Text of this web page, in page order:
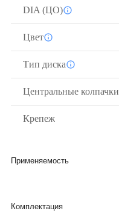
DIA (ЦО)
Цвет
Тип диска
Центральные колпачки
Крепеж
Применяемость
Комплектация